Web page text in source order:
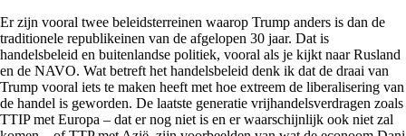
Er zijn vooral twee beleidsterreinen waarop Trump anders is dan de
traditionele republikeinen van de afgelopen 30 jaar. Dat is
handelsbeleid en buitenlandse politiek, vooral als je kijkt naar Rusland
en de NAVO. Wat betreft het handelsbeleid denk ik dat de draai van
Trump vooral iets te maken heeft met hoe extreem de liberalisering van
de handel is geworden. De laatste generatie vrijhandelsverdragen zoals
TTIP met Europa – dat er nog niet is en er waarschijnlijk ook niet zal